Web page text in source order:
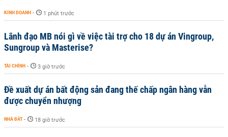
KINH DOANH - 1 phút trước
Lãnh đạo MB nói gì về việc tài trợ cho 18 dự án Vingroup,
Sungroup và Masterise?
TÀI CHÍNH - 3 giờ trước
Đề xuất dự án bất động sản đang thế chấp ngân hàng vẫn
được chuyển nhượng
NHÀ ĐẤT - 18 giờ trước